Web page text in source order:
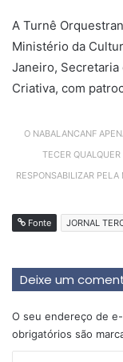
A Turnê
Ministério da
Janeiro, Secretaria
Criativa, com
O NABALANCANF
TECER
RESPONSABILIZAR
Fonte JORNAL
Deixe um
O seu endereço de
obrigatórios são